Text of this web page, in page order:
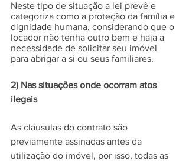
Neste tipo de situação a lei prevê e
categoriza como a proteção da família e
dignidade humana, considerando que o
locador não tenha outro bem e haja a
necessidade de solicitar seu imóvel
para abrigar a si ou seus familiares.
2) Nas situações onde ocorram atos
ilegais
As cláusulas do contrato são
previamente assinadas antes da
utilização do imóvel, por isso, todas as